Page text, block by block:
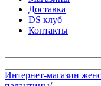
Доставка
DS клуб
Контакты
Интернет-магазин